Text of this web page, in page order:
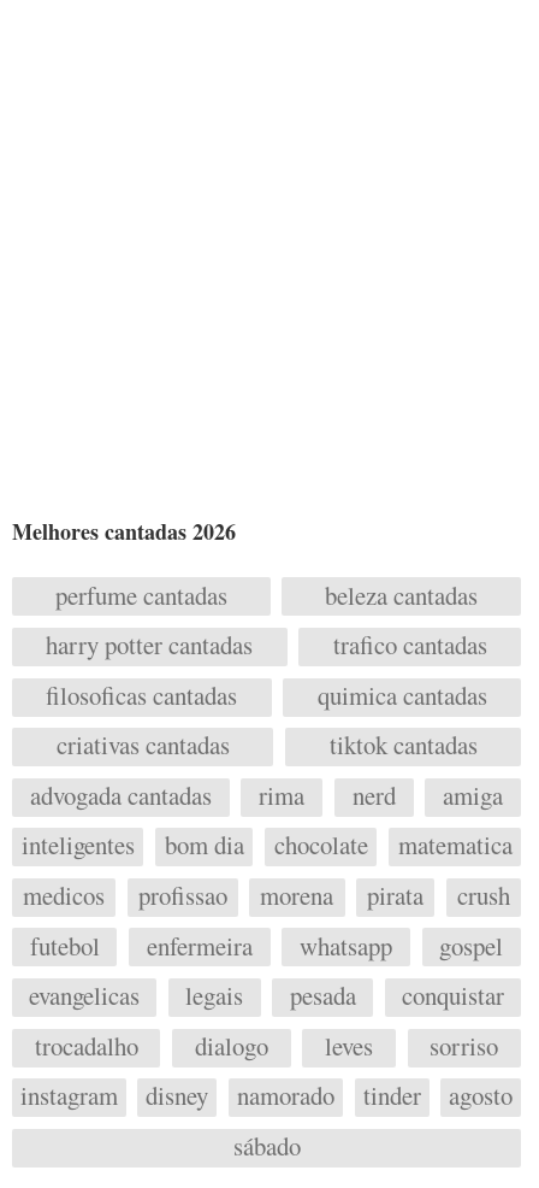
Melhores cantadas 2026
perfume cantadas
beleza cantadas
harry potter cantadas
trafico cantadas
filosoficas cantadas
quimica cantadas
criativas cantadas
tiktok cantadas
advogada cantadas
rima nerd
amiga
inteligentes
bom dia chocolate
matematica
medicos
profissao morena pirata
crush
futebol
enfermeira whatsapp
gospel
evangelicas
legais pesada
conquistar
trocadalho
dialogo leves
sorriso
instagram
disney namorado tinder
agosto
sábado